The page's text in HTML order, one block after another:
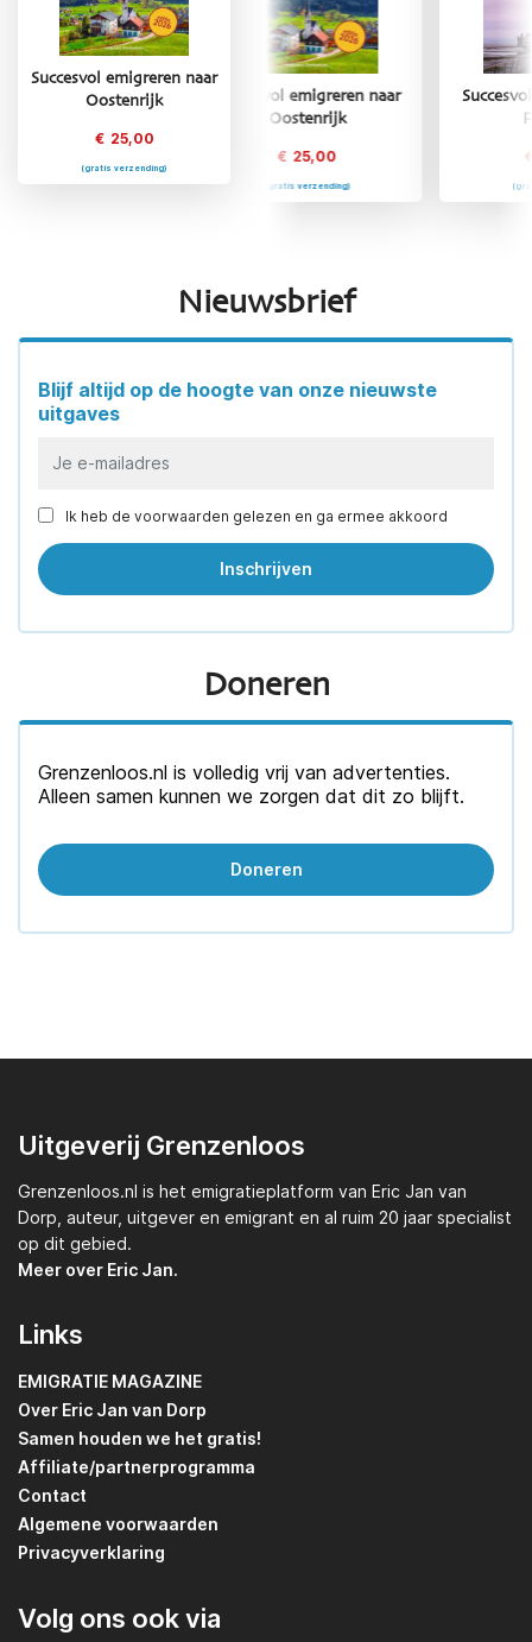
Succesvol emigreren naar
Oostenrijk
€ 25,00
(gratis verzending)
Succesvol emigreren naar
(gratis verzending)
Succesvol emigreren naar
Nieuwsbrief
Blijf altijd op de hoogte van onze nieuwste
uitgaves
Ik heb de voorwaarden gelezen en ga ermee akkoord
Doneren
Grenzenloos.nl is volledig vrij van advertenties.
Alleen samen kunnen we zorgen dat dit zo blijft.
Doneren
Uitgeverij Grenzenloos
Grenzenloos.nl is het emigratieplatform van Eric Jan van
Dorp, auteur, uitgever en emigrant en al ruim 20 jaar specialist
op dit gebied.
Meer over Eric Jan.
Links
EMIGRATIE MAGAZINE
Over Eric Jan van Dorp
Samen houden we het gratis!
Affiliate/partnerprogramma
Contact
Algemene voorwaarden
Privacyverklaring
Volg ons ook via